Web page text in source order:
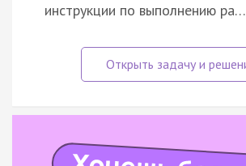
инструкции по выполнению ра…